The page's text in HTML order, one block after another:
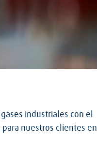
industriales con el
nuestros clientes en